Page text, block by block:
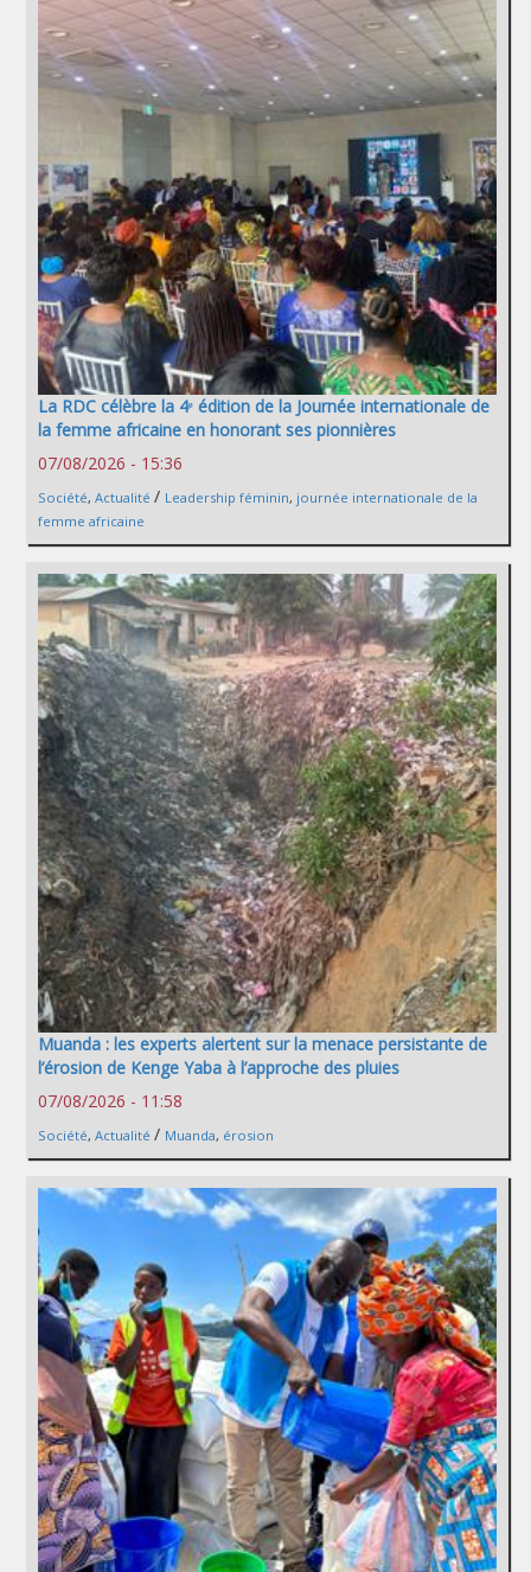
La RDC célèbre la 4ᵉ édition de la Journée internationale de
la femme africaine en honorant ses pionnières
07/08/2026 - 15:36
Société, Actualité / Leadership féminin, journée internationale de la
femme africaine
Muanda : les experts alertent sur la menace persistante de
l’érosion de Kenge Yaba à l’approche des pluies
07/08/2026 - 11:58
Société, Actualité / Muanda, érosion